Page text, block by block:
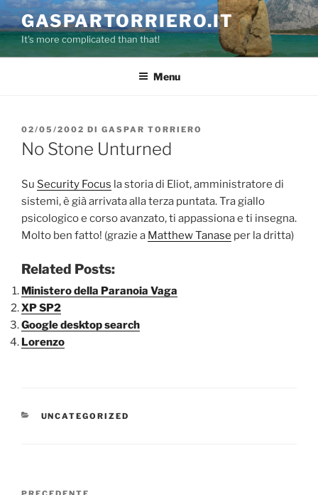
Salta
al
contenuto
GASPARTORRIERO.IT
It's more complicated than that!
Menu
PUBBLICATO
IL
02/05/2002 DI GASPAR TORRIERO
No Stone Unturned
Su Security Focus la storia di Eliot, amministratore di
sistemi, è già arrivata alla terza puntata. Tra giallo
psicologico e corso avanzato, ti appassiona e ti insegna.
Molto ben fatto! (grazie a Matthew Tanase per la dritta)
Related Posts:
Ministero della Paranoia Vaga
XP SP2
Google desktop search
Lorenzo
CATEGORIE
UNCATEGORIZED
Navigazione